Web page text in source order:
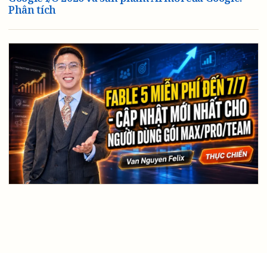
Phân tích
Sự kiện
Cửa hàng
Chính Sách Bảo Mật
Tuyên bố miễn trừ trách nhiệm